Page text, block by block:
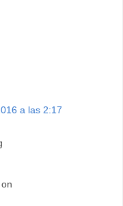
a las 2:17
on